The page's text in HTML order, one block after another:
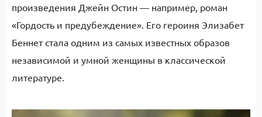
произведения Джейн Остин — например, роман
«Гордость и предубеждение». Его героиня Элизабет
Беннет стала одним из самых известных образов
независимой и умной женщины в классической
литературе.